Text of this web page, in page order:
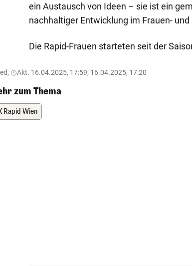
ein Austausch von Ideen – sie ist ein
nachhaltiger Entwicklung im Frauen-
Die Rapid-Frauen starteten seit der
Akt. 16.04.2025, 17:59, 16.04.2025, 17:20
zum Thema
Rapid Wien